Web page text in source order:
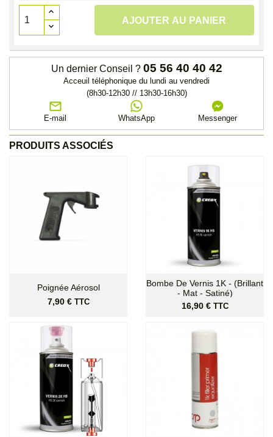
AJOUTER AU PANIER
Un dernier Conseil ? 05 56 40 40 42
Acceuil téléphonique du lundi au vendredi
(8h30-12h30 // 13h30-16h30)
E-mail WhatsApp Messenger
PRODUITS ASSOCIÉS
Poignée Aérosol
Prix
7,90 € TTC
Bombe De Vernis 1K - (Brillant
- Mat - Satiné)
Prix
16,90 € TTC